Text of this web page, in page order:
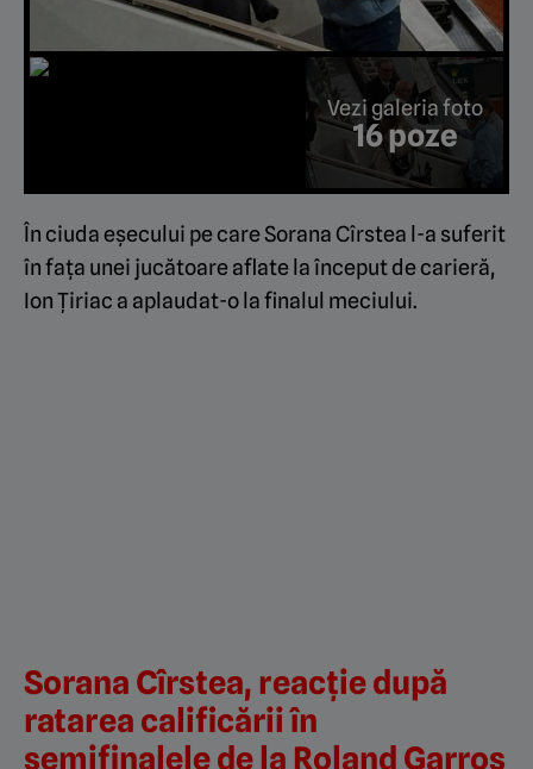
Vezi galeria foto
16 poze
În ciuda eșecului pe care Sorana Cîrstea l-a suferit
în fața unei jucătoare aflate la început de carieră,
Ion Țiriac a aplaudat-o la finalul meciului.
Sorana Cîrstea, reacție după
ratarea calificării în
semifinalele de la Roland Garros